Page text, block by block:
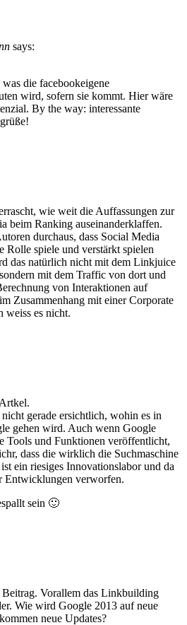
says:
die facebookeigene
wird, sofern sie kommt. Hier wäre
By the way: interessante
wie weit die Auffassungen zur
beim Ranking auseinanderklaffen.
durchaus, dass Social Media
Rolle spiele und verstärkt spielen
das natürlich nicht mit dem Linkjuice
mit dem Traffic von dort und
von Interaktionen auf
Zusammenhang mit einer Corporate
weiss es nicht.
gerade ersichtlich, wohin es in
gehen wird. Auch wenn Google
Tools und Funktionen veröffentlicht,
dass die wirklich die Suchmaschine
ein riesiges Innovationslabor und da
Entwicklungen verworfen.
sein 🙂
Beitrag. Vorallem das Linkbuilding
Wie wird Google 2013 auf neue
neue Updates?